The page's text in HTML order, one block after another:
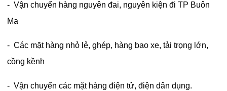
- Vận chuyển hàng nguyên đai, nguyên kiện đi TP Buôn
Ma
- Các mặt hàng nhỏ lẻ, ghép, hàng bao xe, tải trọng lớn,
cồng kềnh
- Vận chuyển các mặt hàng điện tử, điện dân dụng.